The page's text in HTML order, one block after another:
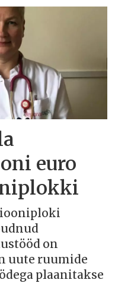
euro
on
uute ruumide
plaanitakse